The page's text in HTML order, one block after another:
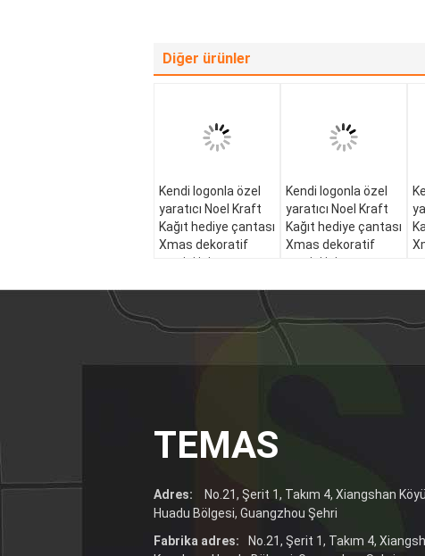
Diğer ürünler
Kendi logonla özel
yaratıcı Noel Kraft
Kağıt hediye çantası
Xmas dekoratif
partisi için
Kendi logonla özel
yaratıcı Noel Kraft
Kağıt hediye çantası
Xmas dekoratif
partisi için
TEMAS
Adres:
No.21, Şerit 1, Takım 4, Xiangshan
Huadu Bölgesi, Guangzhou Şehri
Fabrika adres:
No.21, Şerit 1, Takım 4,